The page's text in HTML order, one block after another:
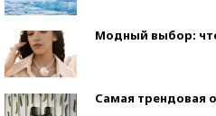
Модный выбор:
Самая трендовая